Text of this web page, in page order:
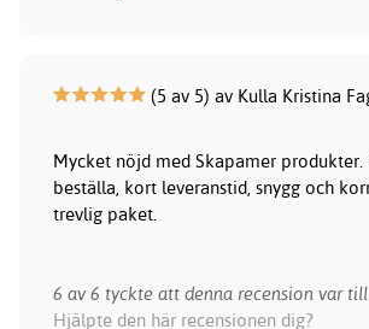
(5 av 5) av Kulla Kristina
Mycket nöjd med Skapamer produkter.
beställa, kort leveranstid, snygg och
trevlig paket.
6 av 6 tyckte att denna recension var till
Hjälpte den här recensionen dig?